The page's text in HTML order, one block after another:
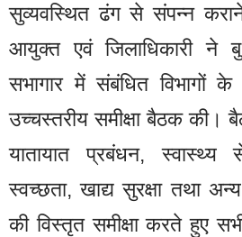
सुव्यवस्थित ढंग से संपन्न
आयुक्त एवं जिलाधिकारी ने
सभागार में संबंधित विभागों
उच्चस्तरीय समीक्षा बैठक की।
यातायात प्रबंधन, स्वास्थ्य
स्वच्छता, खाद्य सुरक्षा तथा
की विस्तृत समीक्षा करते हुए